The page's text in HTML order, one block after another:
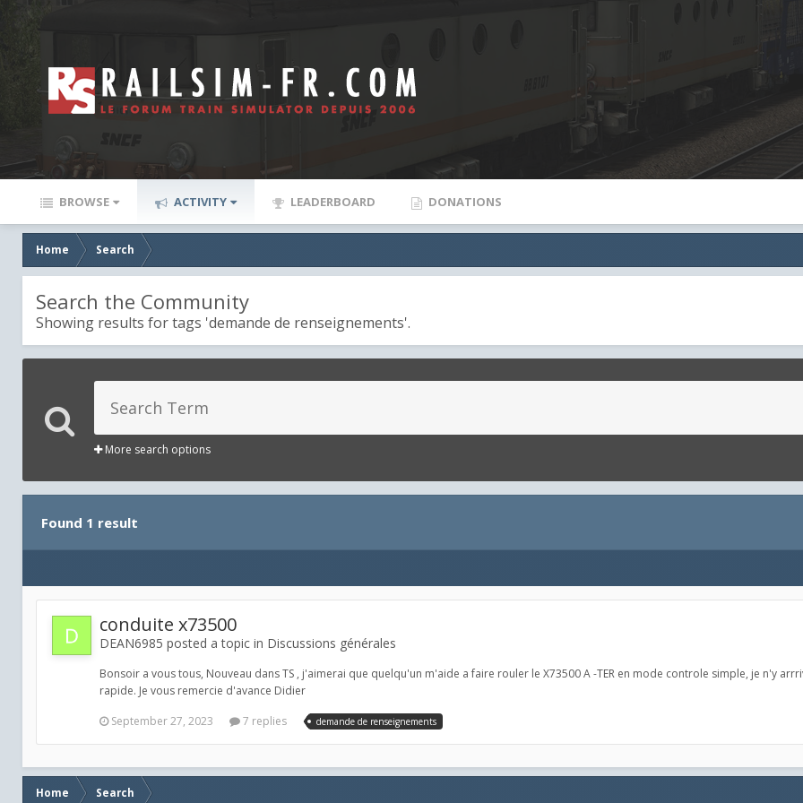
BROWSE ACTIVITY LEADERBOARD DONATIONS
Home Search
Search the Community
Showing results for tags 'demande de renseignements'.
More search options
Found 1 result
conduite x73500
DEAN6985 posted a topic in Discussions générales
Bonsoir a vous tous, Nouveau dans TS , j'aimerai que quelqu'un m'aide a faire rouler le X73500 A -TER en mode controle simple, je n'y
rapide. Je vous remercie d'avance Didier
September 27, 2023
7 replies demande de renseignements
Home Search